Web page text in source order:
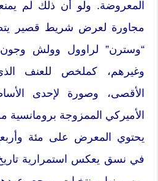
المعروضة. ولو أن ذلك لم
مجاورة لعرض شريط قصير
“وسترن” لراوول وولش
وغيرهم، كملخص للعنف
الأقصى، وصورة لإحدى
الأميركي الممزوجة برومانسية
يحتوي المعرض على مئة
في نسق يعكس استمرارية